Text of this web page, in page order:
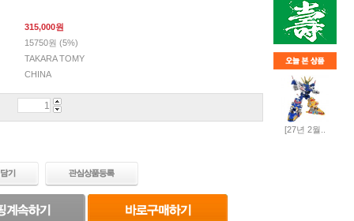
[27년 2월..
315,000원
15750원 (5%)
TAKARA TOMY
CHINA